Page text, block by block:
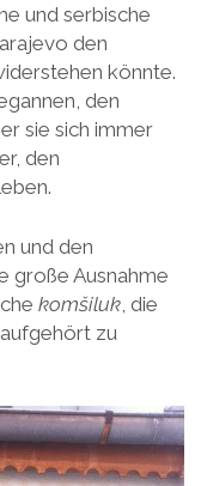
und serbische
den
könnte.
den
sie sich immer
den
und den
große Ausnahme
komšiluk, die
zu